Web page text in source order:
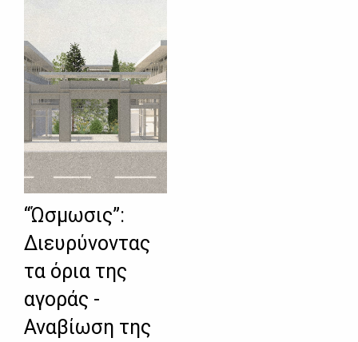
“Ώσμωσις”:
Διευρύνοντας
τα όρια της
αγοράς -
Αναβίωση της